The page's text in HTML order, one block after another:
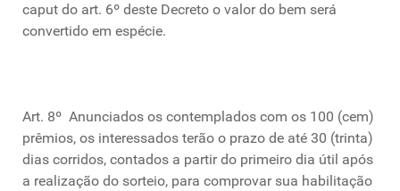
caput do art. 6º deste Decreto o valor do bem será
convertido em espécie.
Art. 8º Anunciados os contemplados com os 100 (cem)
prêmios, os interessados terão o prazo de até 30 (trinta)
dias corridos, contados a partir do primeiro dia útil após
a realização do sorteio, para comprovar sua habilitação